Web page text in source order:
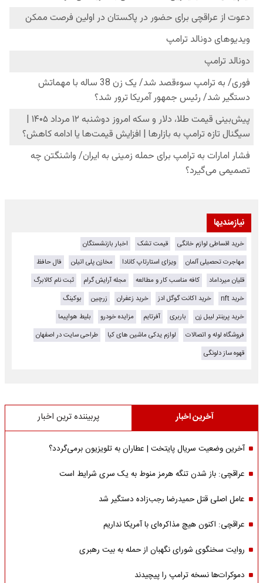
نیازمندیها
خرید اقساطی لوازم خانگی قیمت تشک
اخبار بازنشستگان
مهاجرت تحصیلی آلمان
ویزای استارتاپ کانادا مخازن پلی اتیلن
فال حافظ
قلیان میرداماد
کافه مناسب کار و مطالعه مجله آرایش گرام
ثبت نام کالابرگ
خرید nft
خرید اکانت گوگل ادز خرید زعفران زرچین
بوکینگ
خرید پرینتر لیبل زن
باربری آفرتایم مزایده خودرو
بلیط هواپیما
فروشگاه لوله و اتصالات
لوازم یدکی ماشین های کیا
طراحی سایت در اصفهان
قهوه ساز دلونگی
آخرین اخبار پربیننده ترین اخبار
آخرین وضعیت سریال پایتخت | عطاران به تلویزیون برمی‌گردد؟
عراقچی: باز شدن تنگه هرمز منوط به یک سری شرایط است
عامل اصلی قتل حمیدرضا رجب‌زاده دستگیر شد
عراقچی: اکنون هیچ مذاکره‌ای با آمریکا نداریم
روایت سخنگوی شورای نگهبان از حمله به بیت رهبری
دموکرات‌ها نسخه ترامپ را پیچیدند